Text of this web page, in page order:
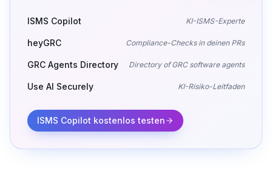
ISMS Copilot KI-ISMS-Experte
heyGRC Compliance-Checks in deinen PRs
GRC Agents Directory Directory of GRC software agents
Use AI Securely KI-Risiko-Leitfaden
ISMS Copilot kostenlos testen